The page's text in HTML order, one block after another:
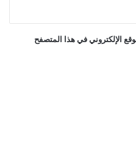
الإلكتروني في هذا المتصفح